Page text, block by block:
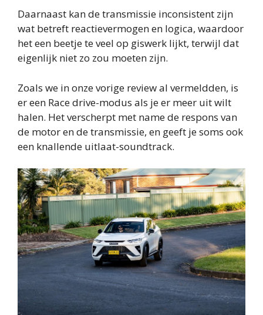
Daarnaast kan de transmissie inconsistent zijn
wat betreft reactievermogen en logica, waardoor
het een beetje te veel op giswerk lijkt, terwijl dat
eigenlijk niet zo zou moeten zijn.
Zoals we in onze vorige review al vermeldden, is
er een Race drive-modus als je er meer uit wilt
halen. Het verscherpt met name de respons van
de motor en de transmissie, en geeft je soms ook
een knallende uitlaat-soundtrack.